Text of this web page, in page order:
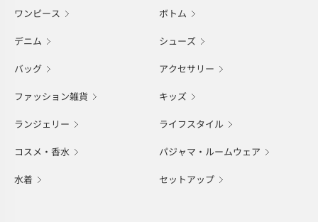
ワンピース ボトム
デニム シューズ
バッグ アクセサリー
ファッション雑貨 キッズ
ランジェリー ライフスタイル
コスメ・香水 パジャマ・ルームウェア
水着 セットアップ